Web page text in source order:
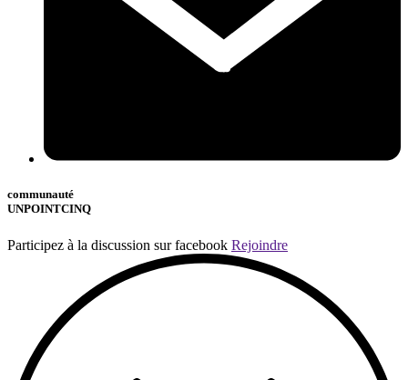
communauté
UNPOINTCINQ
Participez à la discussion sur facebook Rejoindre